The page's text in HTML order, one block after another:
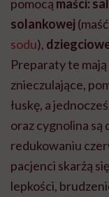
pomocą maści:
solankowej
sodu),
Preparaty te
znieczulające,
łuskę, a
oraz cygnolina
redukowaniu
pacjenci skarżą
lepkości,